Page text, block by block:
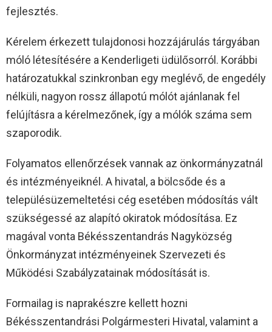
fejlesztés.
Kérelem érkezett tulajdonosi hozzájárulás tárgyában
móló létesítésére a Kenderligeti üdülősorról. Korábbi
határozatukkal szinkronban egy meglévő, de engedély
nélküli, nagyon rossz állapotú mólót ajánlanak fel
felújításra a kérelmezőnek, így a mólók száma sem
szaporodik.
Folyamatos ellenőrzések vannak az önkormányzatnál
és intézményeiknél. A hivatal, a bölcsőde és a
településüzemeltetési cég esetében módosítás vált
szükségessé az alapító okiratok módosítása. Ez
magával vonta Békésszentandrás Nagyközség
Önkormányzat intézményeinek Szervezeti és
Működési Szabályzatainak módosítását is.
Formailag is naprakészre kellett hozni
Békésszentandrási Polgármesteri Hivatal, valamint a